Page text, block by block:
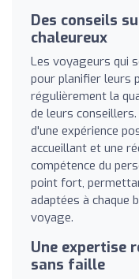
Des conseils
chaleureux
Les voyageurs qui
pour planifier leurs
régulièrement la
de leurs
d'une expérience
accueillant et une
compétence du
point fort,
adaptées à chaque
voyage.
Une expertise
sans faille